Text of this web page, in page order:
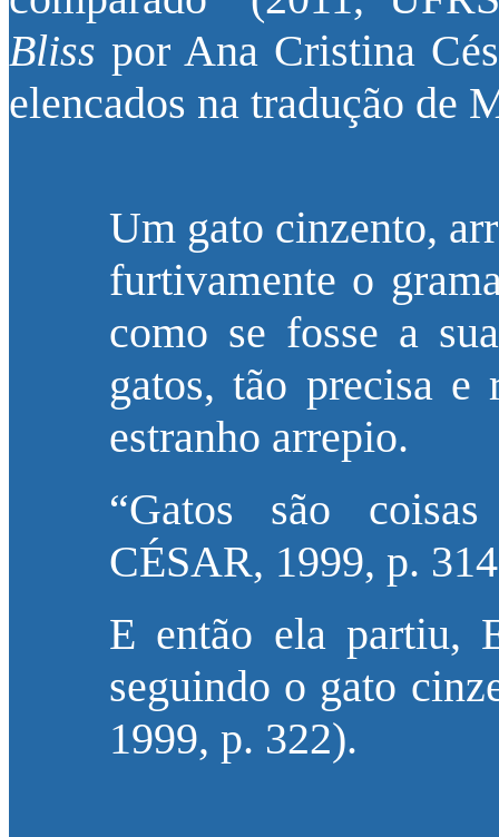
Bliss por Ana Cristina
elencados na tradução de
Um gato cinzento,
furtivamente o
como se fosse a
gatos, tão precisa e
estranho arrepio.
“Gatos são
CÉSAR, 1999, p.
E então ela partiu,
seguindo o gato
1999, p. 322).